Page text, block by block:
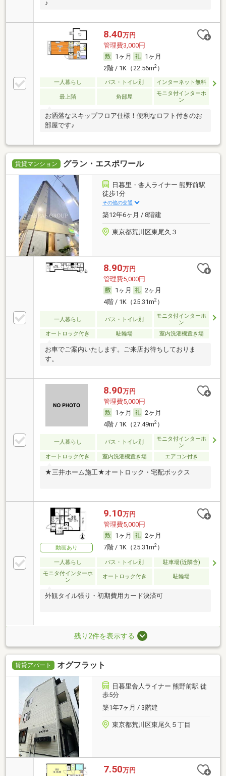
♪
8.40万円
管理費3,000円
1ヶ月
1ヶ月
2階 / 1K（22.56m2）
一人暮らし バス・トイレ別 インターネット無料
最上階 角部屋
モニタ付インターホ
ン
お洒落なスキップフロア仕様！便利なロフト付きのお
部屋です♪
賃貸マンション グラン・エスポワール
日暮里・舎人ライナー 熊野前駅
徒歩1分
その他の交通
築12年6ヶ月 / 8階建
東京都荒川区東尾久３
8.90万円
管理費5,000円
1ヶ月
2ヶ月
4階 / 1K（25.31m2）
一人暮らし バス・トイレ別
モニタ付インターホ
ン
オートロック付き
駐輪場 室内洗濯機置き場
お車でご案内いたします。ご来店お待ちしておりま
す。
8.90万円
管理費5,000円
1ヶ月
2ヶ月
4階 / 1K（27.49m2）
一人暮らし バス・トイレ別
モニタ付インターホ
ン
オートロック付き
室内洗濯機置き場 エアコン付き
★三井ホーム施工★オートロック・宅配ボックス
動画あり
9.10万円
管理費5,000円
1ヶ月
2ヶ月
7階 / 1K（25.31m2）
一人暮らし バス・トイレ別
駐車場(近隣含)
モニタ付インターホ
ン
オートロック付き 駐輪場
外観タイル張り・初期費用カード決済可
残り2件を表示する
賃貸アパート オグフラット
日暮里舎人ライナー 熊野前駅 徒
歩5分
築1年7ヶ月 / 3階建
東京都荒川区東尾久５丁目
7.50万円